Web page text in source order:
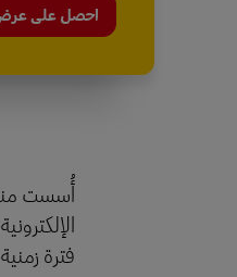
احصل على
فترة